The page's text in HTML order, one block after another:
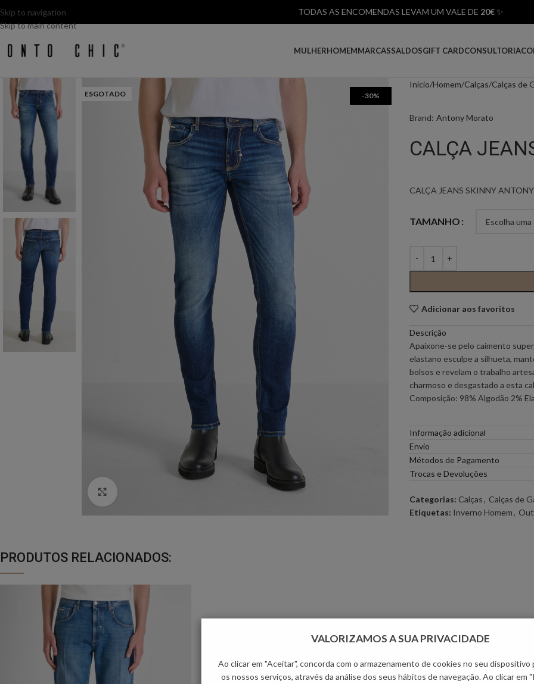
Skip to navigation
Skip to main content
TODAS AS ENCOMENDAS LEVAM UM VALE DE 20€✨
MULHERHOMEMMARCAS
PONTO
GOA GOA ICE PLAY
LOCOLUXO MIGUEL
SCOTCH & SODA
SALDOSGIFT CARDCONSULTORIA
ESGOTADO -30%
Início Homem Calças Calças de
Brand: Antony Morato
CALÇA
CALÇA JEANS SKINNY
TAMANHO
Adicionar aos favoritos
Descrição
Apaixone-se pelo caimento
elastano esculpe a silhueta,
bolsos e revelam o trabalho
charmoso e desgastado a esta
Composição: 98% Algodão 2%
Informação adicional
Envio
Métodos de Pagamento
Trocas e Devoluções
Categorias: Calças, Calças de
Etiquetas: Inverno Homem,
PRODUTOS RELACIONADOS:
VALORIZAMOS A SUA PRIVACIDADE
Ao clicar em "Aceitar", concorda com o armazenamento de cookies no seu dispositivo
os nossos serviços, através da análise dos seus hábitos de navegação. Ao clicar em